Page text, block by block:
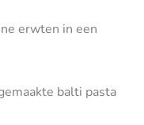
erwten in een
balti pasta